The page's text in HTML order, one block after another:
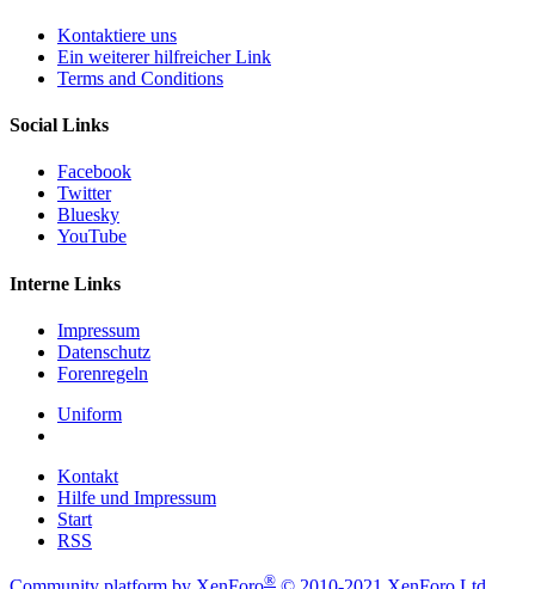
Kontaktiere uns
Ein weiterer hilfreicher Link
Terms and Conditions
Social Links
Facebook
Twitter
Bluesky
YouTube
Interne Links
Impressum
Datenschutz
Forenregeln
Uniform
Kontakt
Hilfe und Impressum
Start
RSS
®